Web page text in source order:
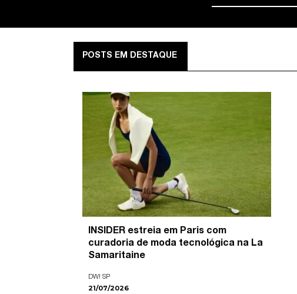
POSTS EM DESTAQUE
INSIDER estreia em Paris com
curadoria de moda tecnológica na La
Samaritaine
DW! SP
21/07/2026